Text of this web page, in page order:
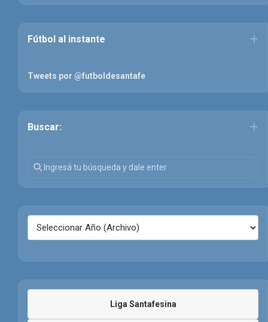
Fútbol al instante
Tweets por @futboldesantafe
Buscar:
Liga Santafesina